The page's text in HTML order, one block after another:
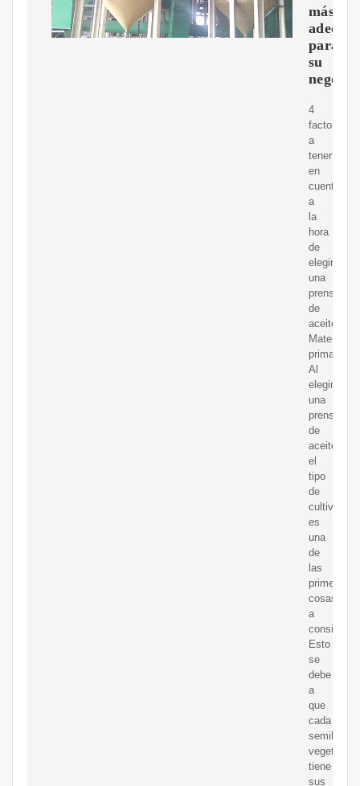
más
para
su
negocio
4
factores
a
tener
en
cuenta
a
la
hora
de
elegir
una
prensa
de
aceite
Materias
primas.
Al
elegir
una
prensa
de
aceite,
el
tipo
de
cultivo
es
una
de
las
primeras
cosas
a
considerar.
Esto
se
debe
a
que
cada
semilla
vegetal
tiene
sus